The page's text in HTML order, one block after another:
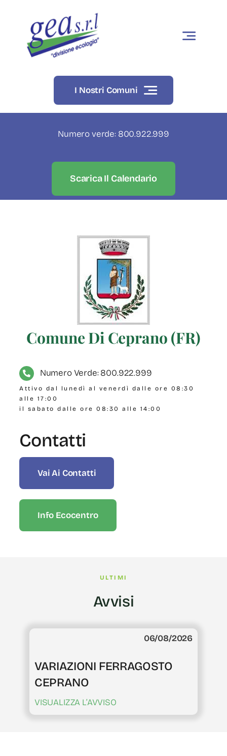
I Nostri Comuni
Numero verde: 800.922.999
Scarica Il Calendario
Comune Di Ceprano (FR)
Numero Verde: 800.922.999
Attivo dal lunedì al venerdì dalle ore 08:30
alle 17:00
il sabato dalle ore 08:30 alle 14:00
Contatti
Vai Ai Contatti
Info Ecocentro
ULTIMI
Avvisi
06/08/2026
VARIAZIONI FERRAGOSTO
CEPRANO
VISUALIZZA L’AVVISO